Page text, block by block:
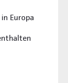
Europa